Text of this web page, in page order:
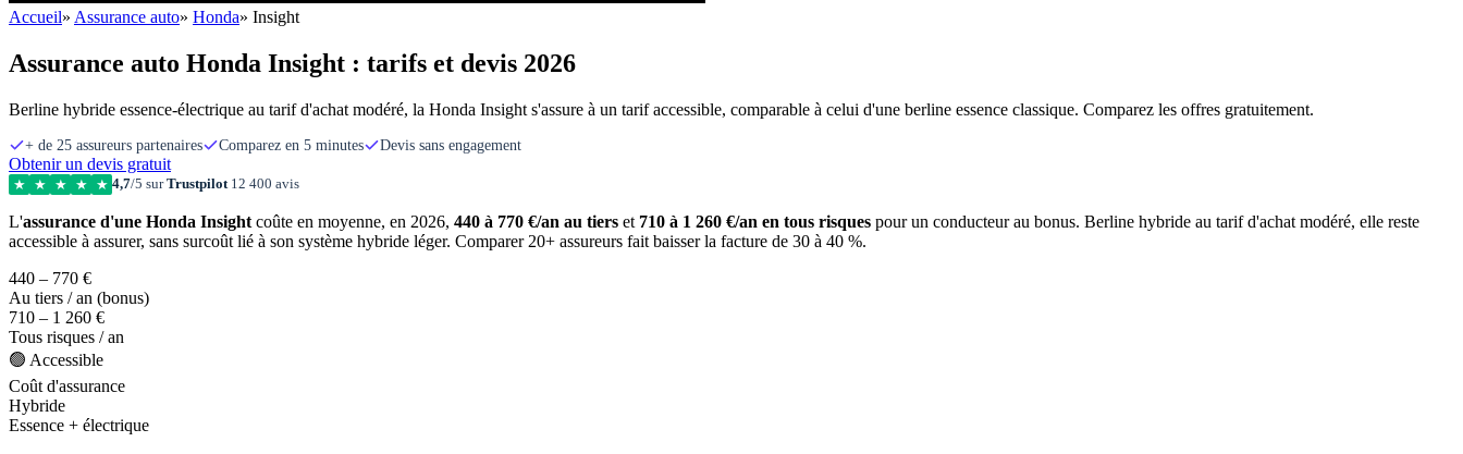
Accueil» Assurance auto» Honda» Insight
Assurance auto Honda Insight : tarifs et devis 2026
Berline hybride essence-électrique au tarif d'achat modéré, la Honda Insight s'assure à un tarif accessible, comparable à celui d'une berline essence classique. Comparez les offres gratuitement.
+ de 25 assureurs partenaires Comparez en 5 minutes Devis sans engagement
Obtenir un devis gratuit
★ ★ ★ ★ ★ 4,7/5 surTrustpilot12 400 avis
L'assurance d'une Honda Insight coûte en moyenne, en 2026, 440 à 770 €/an au tiers et 710 à 1 260 €/an en tous risques pour un conducteur au bonus. Berline hybride au tarif d'achat modéré, elle reste
accessible à assurer, sans surcoût lié à son système hybride léger. Comparer 20+ assureurs fait baisser la facture de 30 à 40 %.
440 – 770 €
Au tiers / an (bonus)
710 – 1 260 €
Tous risques / an
🟢 Accessible
Coût d'assurance
Hybride
Essence + électrique